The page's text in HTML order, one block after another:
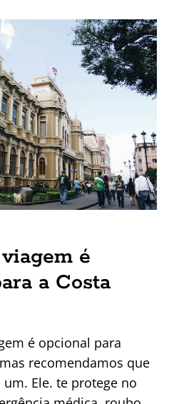
é
a Costa
é opcional para
recomendamos que
Ele. te protege no